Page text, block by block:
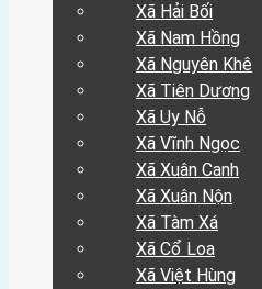
Trang Chủ
Xã Hải Bối
Xã Nam Hồng
Xã Nguyên Khê
Xã Tiên Dương
Xã Uy Nỗ
Xã Vĩnh Ngọc
Xã Xuân Canh
Xã Xuân Nộn
Xã Tàm Xá
Xã Cổ Loa
Xã Việt Hùng